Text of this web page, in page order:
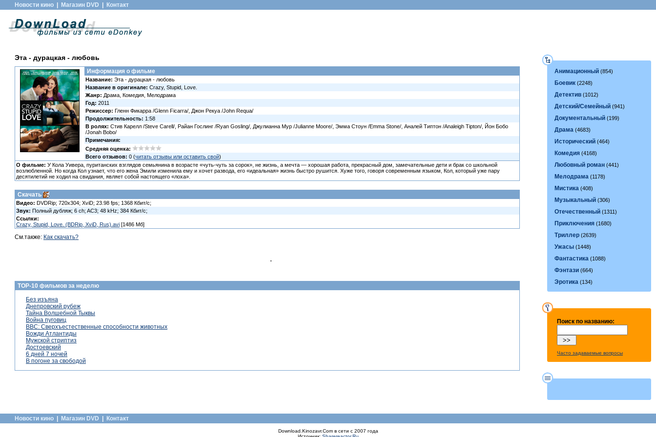
Новости кино Магазин DVD Контакт
Эта - дурацкая - любовь
Информация о фильме
Название: Эта - дурацкая - любовь
Название в оригинале: Crazy, Stupid, Love.
Жанр: Драма, Комедия, Мелодрама
Год: 2011
Режиссер: Гленн Фикарра /Glenn Ficarra/, Джон Рекуа /John Requa/
Продолжительность: 1:58
В ролях: Стив Карелл /Steve Carell/, Райан Гослинг /Ryan Gosling/, Джулианна Мур /Julianne Moore/, Эмма Стоун /Emma Stone/, Аналей Типтон /Analeigh Tipton/, Йон Бобо
/Jonah Bobo/
Примечания:
Средняя оценка:
Всего отзывов: 0 (читать отзывы или оставить свой)
О фильме: У Кола Уивера, пуританских взглядов семьянина в возрасте «чуть-чуть за сорок», не жизнь, а мечта — хорошая работа, прекрасный дом, замечательные дети и брак со школьной
возлюбленной. Но когда Кол узнает, что его жена Эмили изменила ему и хочет развода, его «идеальная» жизнь быстро рушится. Хуже того, говоря современным языком, Кол, который уже пару
десятилетий не ходил на свидания, являет собой настоящего «лоха».
Скачать
Видео: DVDRip; 720x304; XviD; 23.98 fps; 1368 Кбит/с;
Звук: Полный дубляж; 6 ch; AC3; 48 kHz; 384 Кбит/с;
Ссылки:
Crazy, Stupid, Love. (BDRip, XviD, Rus).avi [1486 Мб]
См.также: Как скачать?
.
TOP-10 фильмов за неделю
Без изъяна
Днепровский рубеж
Тайна Волшебной Тыквы
Война пуговиц
BBC: Сверхъестественные способности животных
Вожди Атлантиды
Мужской стриптиз
Достоевский
6 дней 7 ночей
В погоне за свободой
Анимационный (854)
Боевик (2248)
Детектив (1012)
Детский/Семейный (941)
Документальный (199)
Драма (4683)
Исторический (464)
Комедия (4168)
Любовный роман (441)
Мелодрама (1178)
Мистика (408)
Музыкальный (306)
Отечественный (1311)
Приключения (1680)
Триллер (2639)
Ужасы (1448)
Фантастика (1088)
Фэнтази (664)
Эротика (134)
Поиск по названию:
Часто задаваемые вопросы
Новости кино Магазин DVD Контакт
Download.Kinozavr.Com в сети с 2007 года